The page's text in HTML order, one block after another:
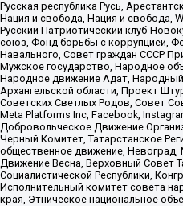
Русская республика Русь,
Нация и свобода, Нация и свобода,
Русский Патриотический клуб-
союз, Фонд борьбы с коррупцией,
Навального, Совет граждан СССР
Мужское государство, Народное
Народное движение Адат,
Архангельской области, Проект
Советских Светлых Родов, Совет
Meta Platforms Inc, Facebook,
Добровольческое Движение
Черный Комитет, Татарстанское
общественное движение,
Движение Весна, Верховный Совет
Социалистической Республики,
Исполнительный комитет совета
края, Этническое национальное